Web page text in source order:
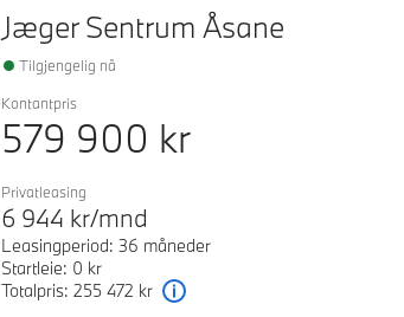
Jæger Sentrum Åsane
Tilgjengelig nå
Kontantpris
579 900 kr
Privatleasing
6 944 kr/mnd
Leasingperiod: 36 måneder
Startleie: 0 kr
Totalpris: 255 472 kr